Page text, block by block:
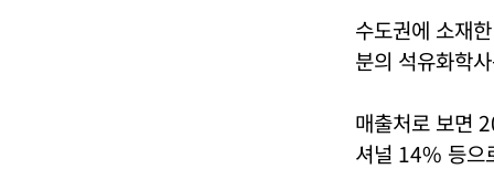
수도권에 소재
분의 석유화학
매출처로 보면
셔널 14% 등으